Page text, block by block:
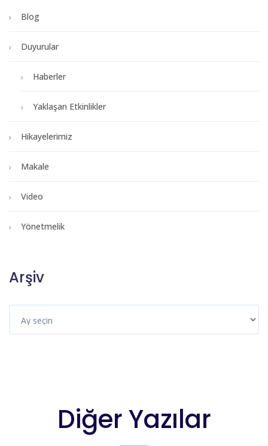
Blog
Duyurular
Haberler
Yaklaşan Etkinlikler
Hikayelerimiz
Makale
Video
Yönetmelik
Arşiv
Diğer Yazılar